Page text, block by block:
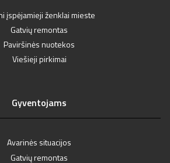
įspėjamieji ženklai mieste
Gatvių remontas
Paviršinės nuotekos
Viešieji pirkimai
Gyventojams
Avarinės situacijos
Gatvių remontas